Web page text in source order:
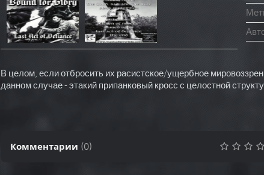
В целом, если отбросить их расистское/ущербное
данном случае - этакий припанковый кросс с целостной
Комментарии (0)